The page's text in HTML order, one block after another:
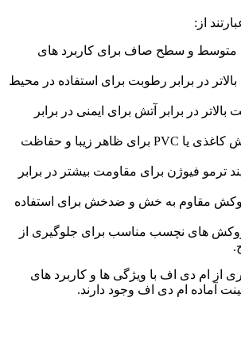
از:
متوسط و سطح صاف برای کاربرد های
در برابر رطوبت برای استفاده در محیط‌
بالاتر در برابر آتش برای ایمنی در برابر
با روکش کاغذی یا PVC برای ظاهر زیبا و حفاظت
ترمو فیوژن برای مقاومت بیشتر در برابر
روکش مقاوم به خش و ضدخش برای استفاده
های نچسب مناسب برای جلوگیری از
از ام دی اف با ویژگی‌ ها و کاربرد های
آماده ام دی اف وجود دارند.